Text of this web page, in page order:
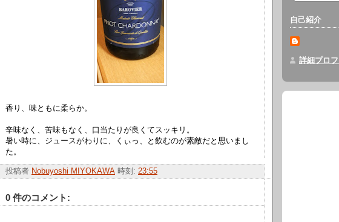
香り、味ともに柔らか。
辛味なく、苦味もなく、口当たりが良くてスッキリ。
暑い時に、ジュースがわりに、くぃっ、と飲むのが素敵だと思いまし
た。
投稿者 Nobuyoshi MIYOKAWA 時刻: 23:55
0 件のコメント:
自己紹介
詳細プロ